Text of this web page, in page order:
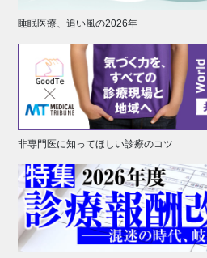
睡眠医療、追い風の2026年
非専門医に知ってほしい診療のコツ